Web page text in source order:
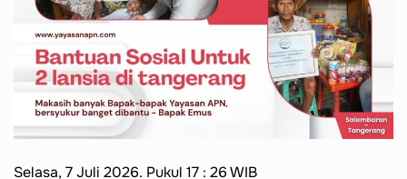
Selasa, 7 Juli 2026. Pukul 17 : 26 WIB